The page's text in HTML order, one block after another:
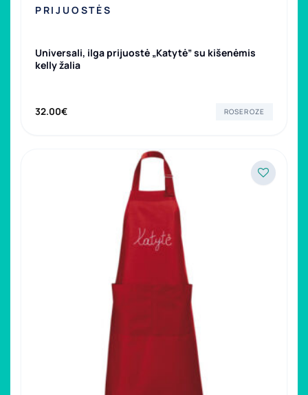
PRIJUOSTĖS
Universali, ilga prijuostė „Katytė” su kišenėmis
kelly žalia
32.00€ ROSEROZE